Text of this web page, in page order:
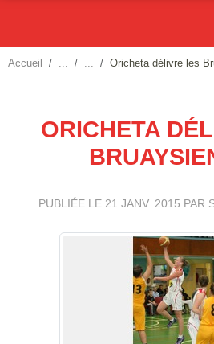
Accueil Oricheta délivre les
ORICHETA
PUBLIÉE LE 21 JANV. 2015 PAR